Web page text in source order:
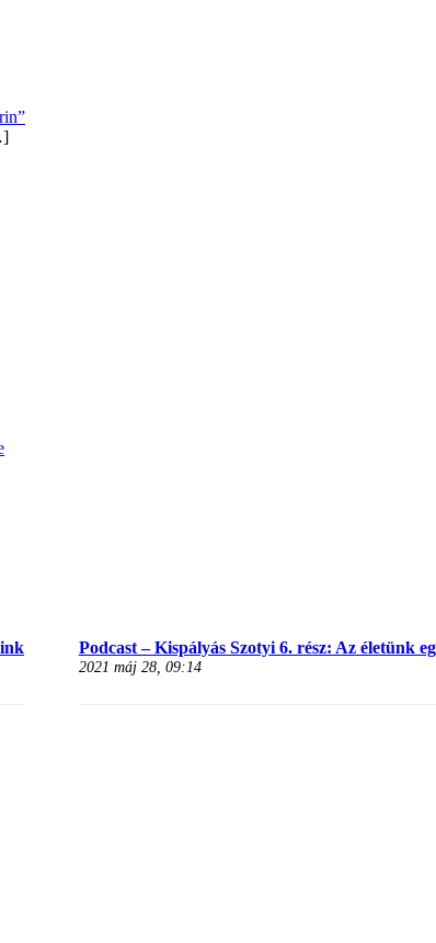
Podcast – Kispályás Szotyi 6. rész: Az életünk
2021 máj 28, 09:14